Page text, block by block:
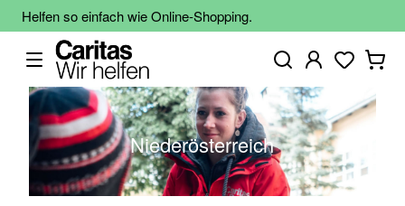
Helfen so einfach wie Online-Shopping.
Niederösterreich